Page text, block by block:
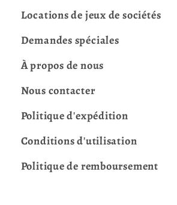
Locations de jeux de sociétés
Demandes spéciales
À propos de nous
Nous contacter
Politique d'expédition
Conditions d'utilisation
Politique de remboursement